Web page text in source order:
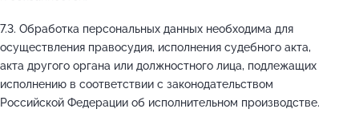
7.3. Обработка персональных данных необходима для
осуществления правосудия, исполнения судебного акта,
акта другого органа или должностного лица, подлежащих
исполнению в соответствии с законодательством
Российской Федерации об исполнительном производстве.